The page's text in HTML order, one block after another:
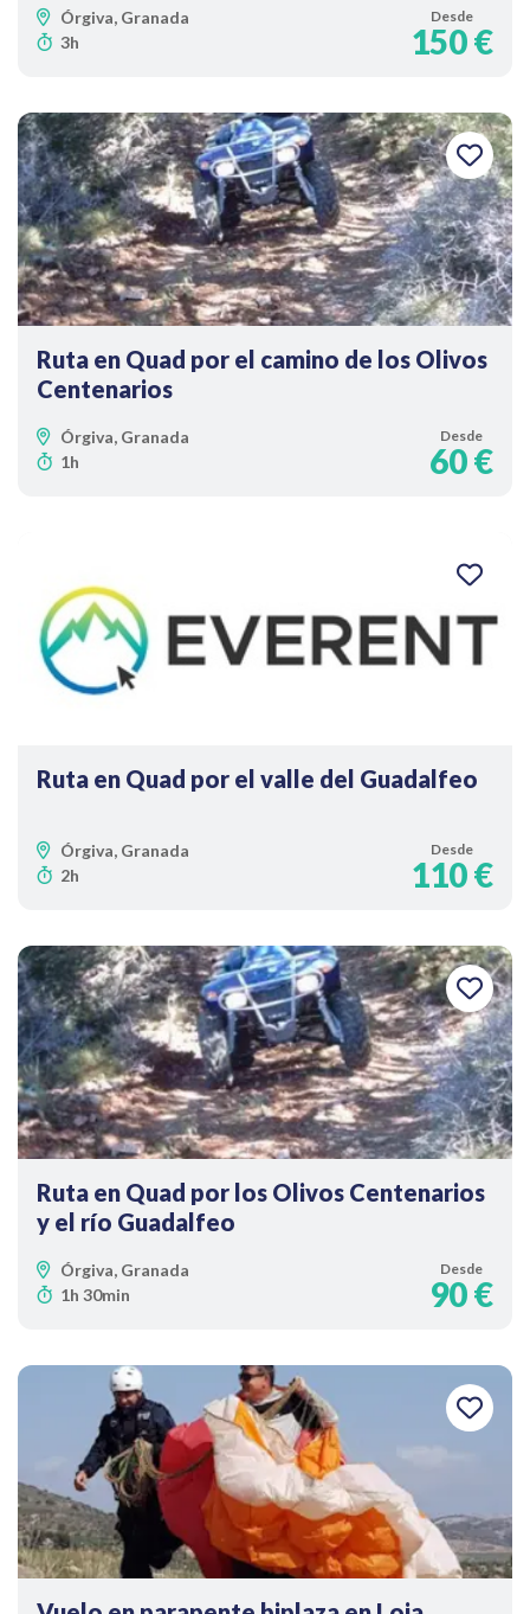
Órgiva, Granada
3h
Desde
150 €
Ruta en Quad por el camino de los Olivos
Centenarios
Órgiva, Granada
1h
Desde
60 €
Ruta en Quad por el valle del Guadalfeo
Órgiva, Granada
2h
Desde
110 €
Ruta en Quad por los Olivos Centenarios
y el río Guadalfeo
Órgiva, Granada
1h 30min
Desde
90 €